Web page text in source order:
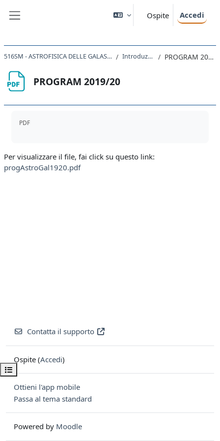
Ospite Accedi
Apri indice del corso
516SM - ASTROFISICA DELLE GALASSIE 2020 Introduzione PROGRAM 2019/20
PROGRAM 2019/20
PDF
Per visualizzare il file, fai click su questo link:
progAstroGal1920.pdf
Contatta il supporto
Ospite (Accedi)
Ottieni l'app mobile
Passa al tema standard
Powered by Moodle